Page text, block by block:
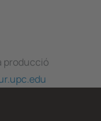
producció